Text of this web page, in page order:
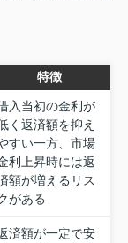
特徴
入当初の金利が
く返済額を抑え
すい一方、市場
利上昇時には返
額が増えるリス
がある
済額が一定で安